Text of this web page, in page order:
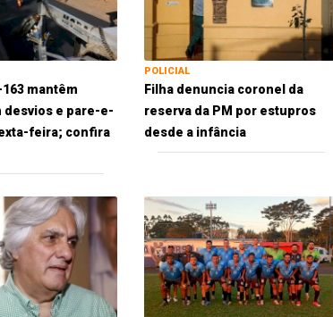
163 mantêm
desvios e pare-e-
feira; confira
POLICIAL
Filha denuncia coronel da
reserva da PM por estupros
desde a infância